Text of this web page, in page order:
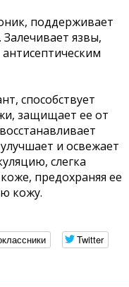
поддерживает
Залечивает язвы,
способствует
защищает ее от
и освежает
слегка
предохраняя ее
кожу.
Twitter